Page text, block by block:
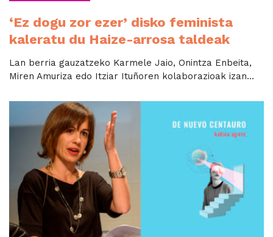
‘Ez dogu zor ezer’ disko feminista
kaleratu du Haize-arrosa taldeak
Lan berria gauzatzeko Karmele Jaio, Onintza Enbeita,
Miren Amuriza edo Itziar Ituñoren kolaborazioak izan...